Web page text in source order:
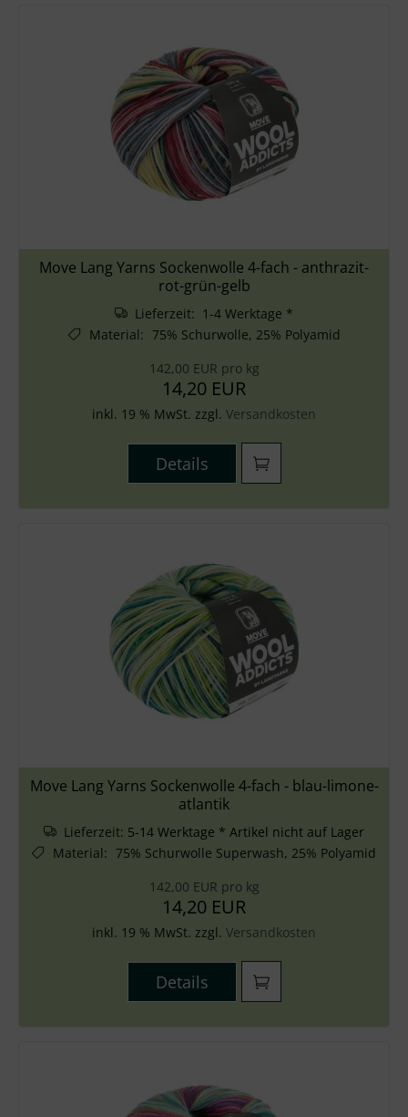
Move Lang Yarns Sockenwolle 4-fach - anthrazit-
rot-grün-gelb
Lieferzeit: 1-4 Werktage *
Material: 75% Schurwolle, 25% Polyamid
142,00 EUR pro kg
14,20 EUR
inkl. 19 % MwSt. zzgl. Versandkosten
Details
Move Lang Yarns Sockenwolle 4-fach - blau-limone-
atlantik
Lieferzeit: 5-14 Werktage * Artikel nicht auf Lager
Material: 75% Schurwolle Superwash, 25% Polyamid
142,00 EUR pro kg
14,20 EUR
inkl. 19 % MwSt. zzgl. Versandkosten
Details